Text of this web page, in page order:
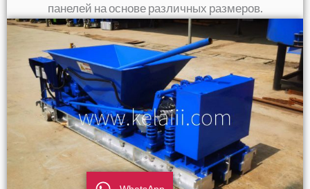
панелей на основе различных размеров.